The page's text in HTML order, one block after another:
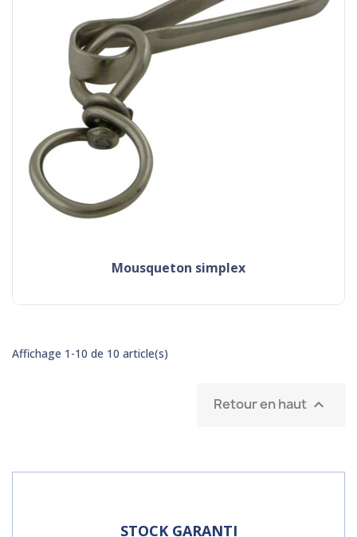
mousqueton simplex
Affichage 1-10 de 10 article(s)
Retour en haut 
STOCK GARANTI